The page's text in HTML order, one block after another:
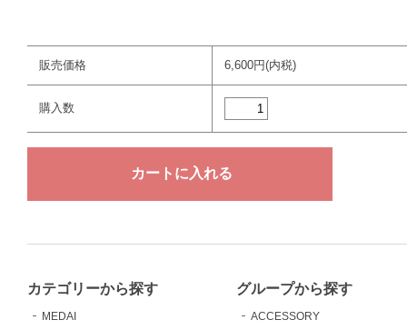
販売価格 6,600円(内税)
購入数
カテゴリーから探す
MEDAI
グループから探す
ACCESSORY